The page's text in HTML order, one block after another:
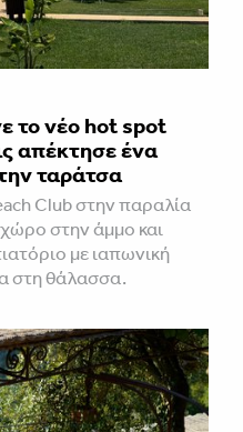
το νέο hot spot
απέκτησε ένα
ταράτσα
Club στην παραλία
στην άμμο και
με ιαπωνική
στη θάλασσα.